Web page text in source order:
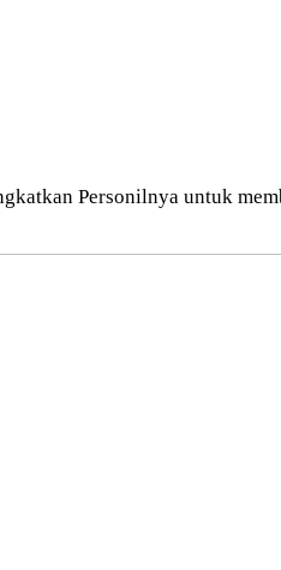
Personilnya untuk